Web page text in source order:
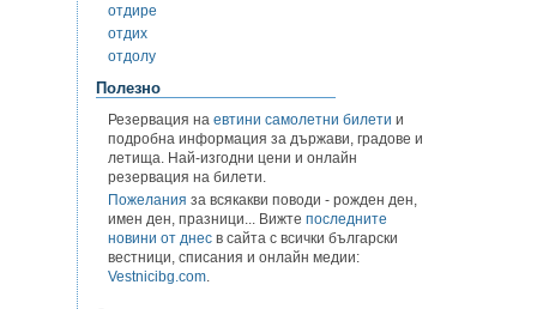
отдире
отдих
отдолу
Полезно
Резервация на евтини самолетни билети и
подробна информация за държави, градове и
летища. Най-изгодни цени и онлайн
резервация на билети.
Пожелания за всякакви поводи - рожден ден,
имен ден, празници... Вижте последните
новини от днес в сайта с всички български
вестници, списания и онлайн медии:
Vestnicibg.com.